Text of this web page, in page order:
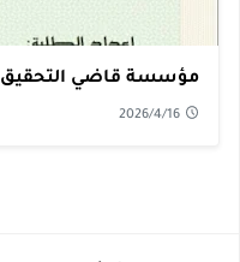
مؤسسة قاضي التحقيق PDF
2026/4/16